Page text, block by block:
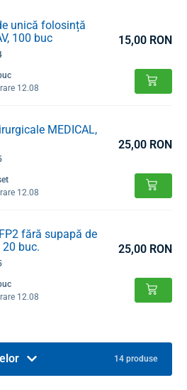
unică folosință
100 buc
12.08
15,00 RON
MEDICAL,
12.08
25,00 RON
fără supapă de
20 buc.
12.08
25,00 RON
14 produse